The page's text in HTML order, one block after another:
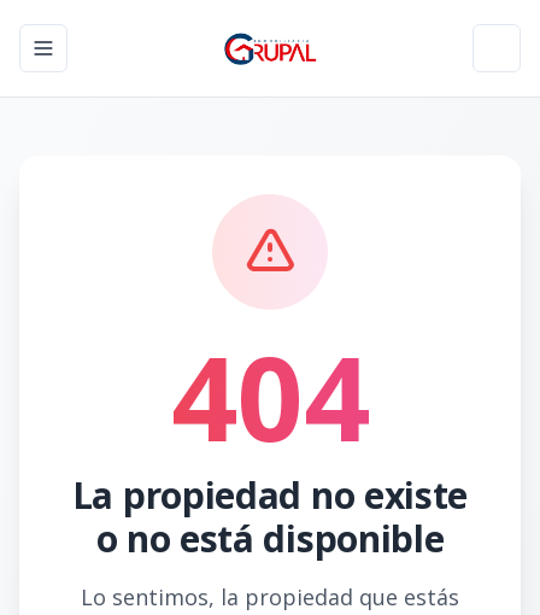
Toggle navigation menu
404
La propiedad no existe
o no está disponible
Lo sentimos, la propiedad que estás